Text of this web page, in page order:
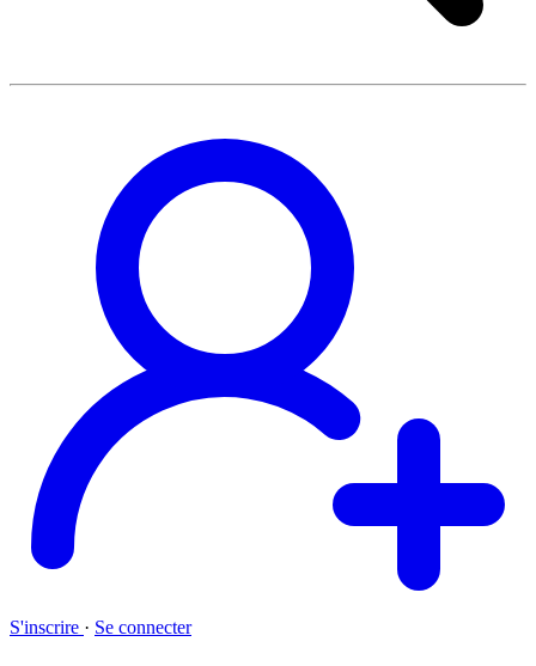
S'inscrire · Se connecter